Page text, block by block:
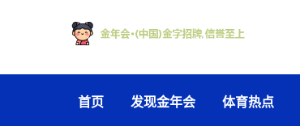
首页 发现金年会 体育热点